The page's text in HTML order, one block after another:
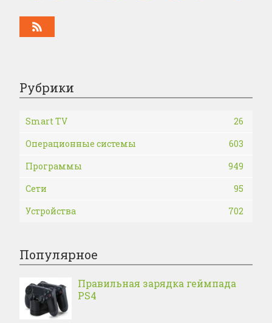
Рубрики
Smart TV
26
Операционные системы
603
Программы
949
Сети
95
Устройства
702
Популярное
Правильная зарядка геймпада
PS4